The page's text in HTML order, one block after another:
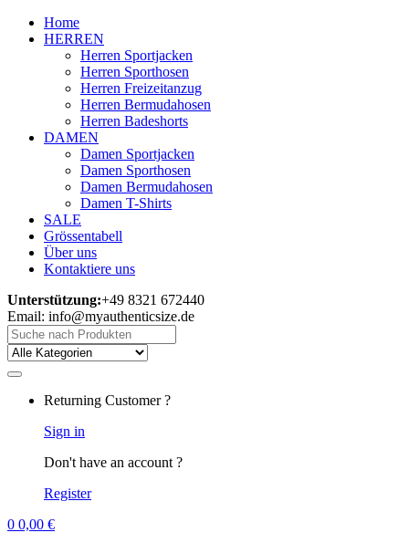
Home
HERREN
Herren Sportjacken
Herren Sporthosen
Herren Freizeitanzug
Herren Bermudahosen
Herren Badeshorts
DAMEN
Damen Sportjacken
Damen Sporthosen
Damen Bermudahosen
Damen T-Shirts
SALE
Grössentabell
Über uns
Kontaktiere uns
Unterstützung:+49 8321 672440
Email: info@myauthenticsize.de
Search
for:
Returning Customer ?
Sign in
Don't have an account ?
Register
0 0,00 €